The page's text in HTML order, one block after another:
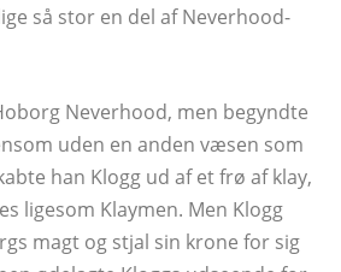
så stor en del af Neverhood-
Neverhood, men begyndte
uden en anden væsen som
han Klogg ud af et frø af klay,
ligesom Klaymen. Men Klogg
magt og stjal sin krone for sig